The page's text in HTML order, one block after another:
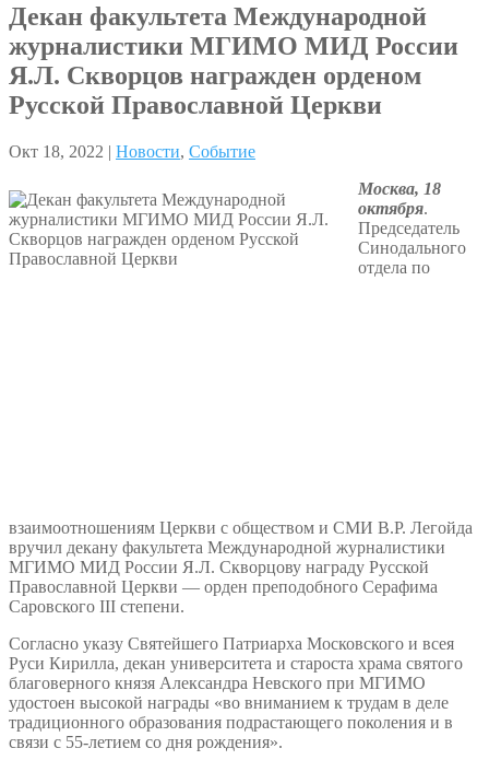
Декан факультета Международной
журналистики МГИМО МИД России
Я.Л. Скворцов награжден орденом
Русской Православной Церкви
Окт 18, 2022 | Новости, Событие
Москва, 18
октября.
Председатель
Синодального
отдела по
взаимоотношениям Церкви с обществом и СМИ В.Р. Легойда
вручил декану факультета Международной журналистики
МГИМО МИД России Я.Л. Скворцову награду Русской
Православной Церкви — орден преподобного Серафима
Саровского III степени.
Согласно указу Святейшего Патриарха Московского и всея
Руси Кирилла, декан университета и староста храма святого
благоверного князя Александра Невского при МГИМО
удостоен высокой награды «во вниманием к трудам в деле
традиционного образования подрастающего поколения и в
связи с 55-летием со дня рождения».